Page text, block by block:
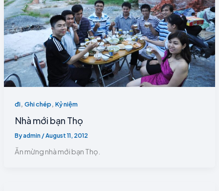
đi, Ghi chép, Kỷ niệm
Nhà mới bạn Thọ
Byadmin /August 11, 2012
Ăn mừng nhà mới bạn Thọ.